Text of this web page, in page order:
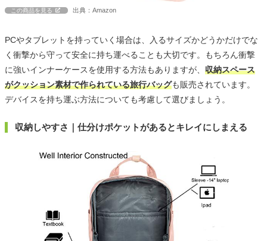
この商品を見る 出典：Amazon
PCやタブレットを持っていく場合は、入るサイズかどうかだけでな
く衝撃から守って安全に持ち運べることも大切です。もちろん衝撃
に強いインナーケースを使用する方法もありますが、 収納スペース
がクッション素材で作られている旅行バッグも販売されています。
デバイスを持ち運ぶ方法についても考慮して選びましょう。
収納しやすさ｜仕分けポケットがあるとキレイにしまえる